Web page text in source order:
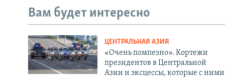
Вам будет интересно
ЦЕНТРАЛЬНАЯ АЗИЯ
«Очень помпезно». Кортежи
президентов в Центральной
Азии и эксцессы, которые с ними